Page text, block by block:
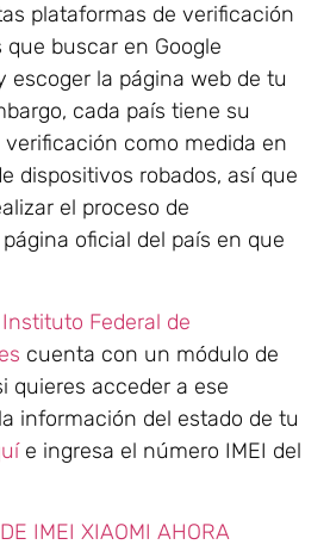
plataformas de verificación
que buscar en Google
escoger la página web de tu
cada país tiene su
como medida en
dispositivos robados, así que
el proceso de
oficial del país en que
Instituto Federal de
cuenta con un módulo de
quieres acceder a ese
información del estado de tu
e ingresa el número IMEI del
IMEI XIAOMI AHORA